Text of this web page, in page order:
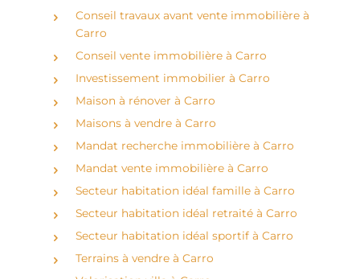
Conseil travaux avant vente immobilière à
Carro
Conseil vente immobilière à Carro
Investissement immobilier à Carro
Maison à rénover à Carro
Maisons à vendre à Carro
Mandat recherche immobilière à Carro
Mandat vente immobilière à Carro
Secteur habitation idéal famille à Carro
Secteur habitation idéal retraité à Carro
Secteur habitation idéal sportif à Carro
Terrains à vendre à Carro